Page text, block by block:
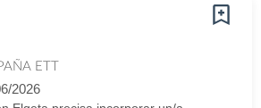
ETT
2026